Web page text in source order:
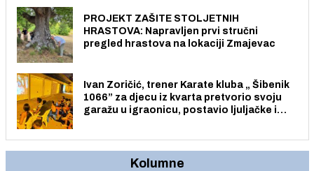
PROJEKT ZAŠITE STOLJETNIH
HRASTOVA: Napravljen prvi stručni
pregled hrastova na lokaciji Zmajevac
Ivan Zoričić, trener Karate kluba „ Šibenik
1066” za djecu iz kvarta pretvorio svoju
garažu u igraonicu, postavio ljuljačke i
Kolumne